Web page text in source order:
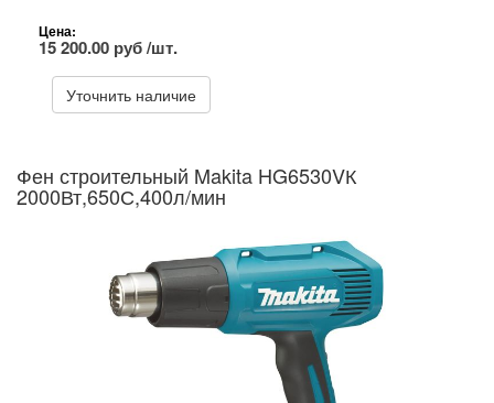
Цена:
15 200.00 руб /шт.
Уточнить наличие
Фен строительный Makita HG6530VК
2000Вт,650С,400л/мин